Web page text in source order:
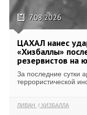
7.08.2026
ЦАХАЛ нанес
«Хизбаллы»
резервистов на
За последние сутки
террористической
ЛИВАН ХИЗБАЛЛА